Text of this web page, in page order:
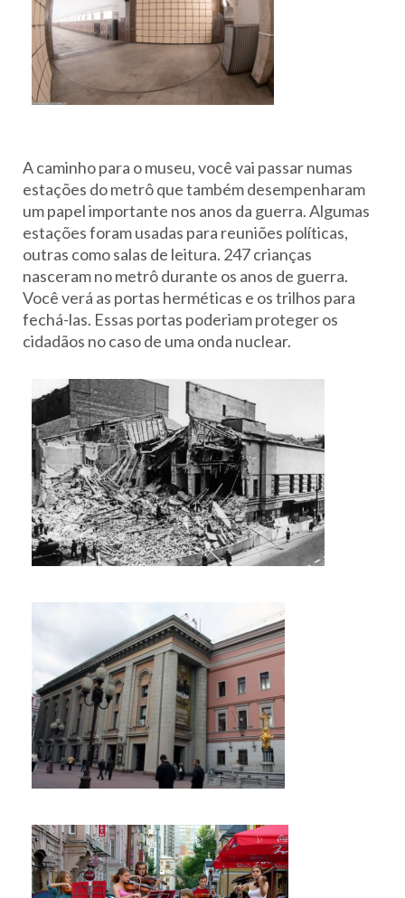
A caminho para o museu, você vai passar numas
estações do metrô que também desempenharam
um papel importante nos anos da guerra. Algumas
estações foram usadas para reuniões políticas,
outras como salas de leitura. 247 crianças
nasceram no metrô durante os anos de guerra.
Você verá as portas herméticas e os trilhos para
fechá-las. Essas portas poderiam proteger os
cidadãos no caso de uma onda nuclear.